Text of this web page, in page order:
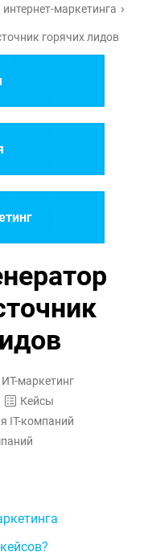
маркетинга
горячих лидов
ИТ-маркетинг
Кейсы
IT-компаний